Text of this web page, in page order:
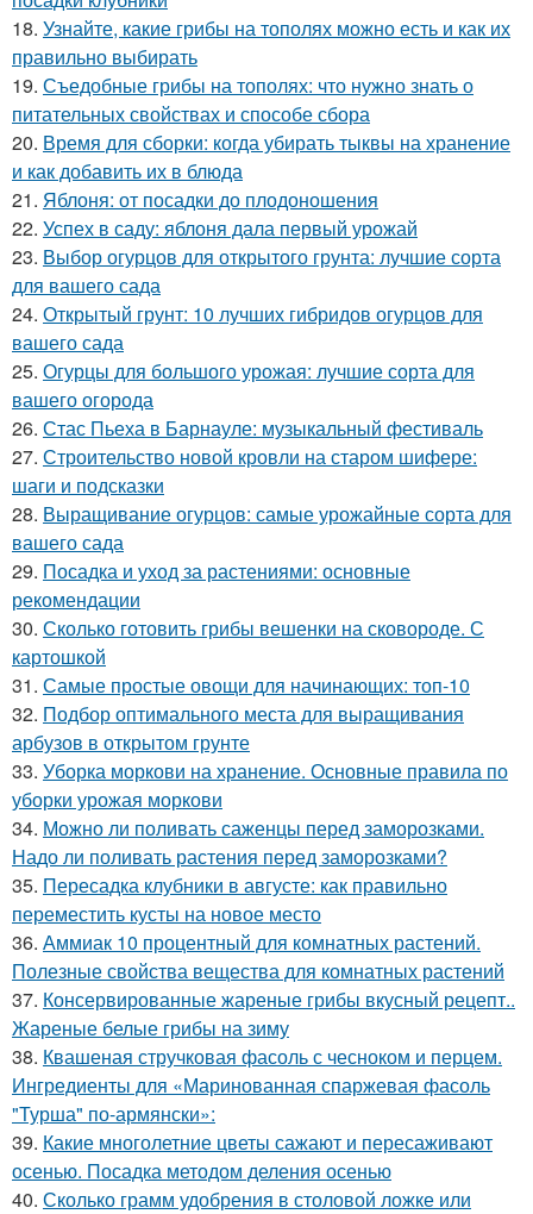
18. Узнайте, какие грибы на тополях можно есть и как их
правильно выбирать
19. Съедобные грибы на тополях: что нужно знать о
питательных свойствах и способе сбора
20. Время для сборки: когда убирать тыквы на хранение
и как добавить их в блюда
21. Яблоня: от посадки до плодоношения
22. Успех в саду: яблоня дала первый урожай
23. Выбор огурцов для открытого грунта: лучшие сорта
для вашего сада
24. Открытый грунт: 10 лучших гибридов огурцов для
вашего сада
25. Огурцы для большого урожая: лучшие сорта для
вашего огорода
26. Стас Пьеха в Барнауле: музыкальный фестиваль
27. Строительство новой кровли на старом шифере:
шаги и подсказки
28. Выращивание огурцов: самые урожайные сорта для
вашего сада
29. Посадка и уход за растениями: основные
рекомендации
30. Сколько готовить грибы вешенки на сковороде. С
картошкой
31. Самые простые овощи для начинающих: топ-10
32. Подбор оптимального места для выращивания
арбузов в открытом грунте
33. Уборка моркови на хранение. Основные правила по
уборки урожая моркови
34. Можно ли поливать саженцы перед заморозками.
Надо ли поливать растения перед заморозками?
35. Пересадка клубники в августе: как правильно
переместить кусты на новое место
36. Аммиак 10 процентный для комнатных растений.
Полезные свойства вещества для комнатных растений
37. Консервированные жареные грибы вкусный рецепт..
Жареные белые грибы на зиму
38. Квашеная стручковая фасоль с чесноком и перцем.
Ингредиенты для «Маринованная спаржевая фасоль
"Турша" по-армянски»:
39. Какие многолетние цветы сажают и пересаживают
осенью. Посадка методом деления осенью
40. Сколько грамм удобрения в столовой ложке или